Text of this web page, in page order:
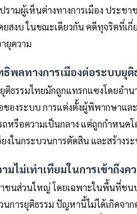
รามผู้เห็นต่างทางการเมือง ประช
ยสงบ ในขณะเดียวกัน คดีทุจริตที่เ
ยุความ
พลทางการเมืองต่อระบบยุติ
ติธรรมไทยมักถูกแทรกแซงโดยอำน
ของระบบ การแต่งตั้งผู้พิพากษาแ
ถหรือความเป็นกลาง แต่ถูกกำหนด
ยงในกระบวนการตัดสิน และสร้าง
มไม่เท่าเทียมในการเข้าถึงค
ชนส่วนใหญ่ โดยเฉพาะในพื้นที่ชน
นการยุติธรรม ปัญหานี้ไม่ได้เกิดจา